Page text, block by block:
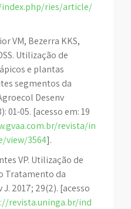
index.php/ries/article/
VM, Bezerra KKS,
Utilização de
e plantas
segmentos da
Desenv
01-05. [acesso em: 19
revista/in
view/3564].
VP. Utilização de
Tratamento da
2017; 29(2). [acesso
revista.uninga.br/ind